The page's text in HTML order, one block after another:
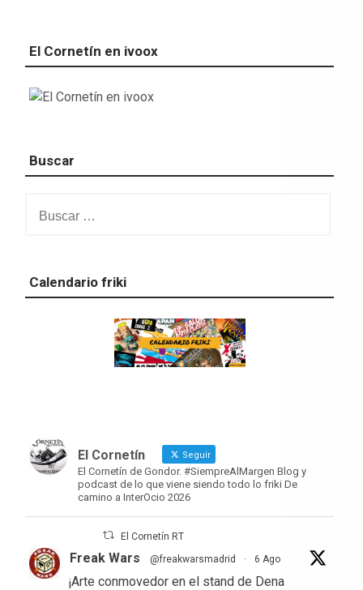
El Cornetín en ivoox
Buscar
Calendario friki
El Cornetín Seguir
El Cornetín de Gondor. #SiempreAlMargen Blog y
podcast de lo que viene siendo todo lo friki De
camino a InterOcio 2026
El Cornetín RT
Freak Wars @freakwarsmadrid · 6 Ago
¡Arte conmovedor en el stand de Dena